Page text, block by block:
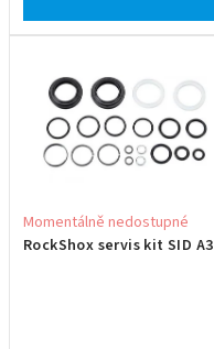
RockShox servis kit SID A3
Momentálně nedostupné